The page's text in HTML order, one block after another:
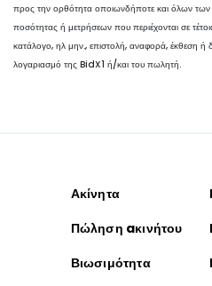
προς την ορθότητα οποιωνδήποτε και όλων
ποσότητας ή μετρήσεων που περιέχονται σε
κατάλογο, ηλ μην., επιστολή, αναφορά, έκθεση ή
λογαριασμό της BidX1 ή/και του πωλητή.
Ακίνητα
Πώληση aκινήτου
Βιωσιμότητα